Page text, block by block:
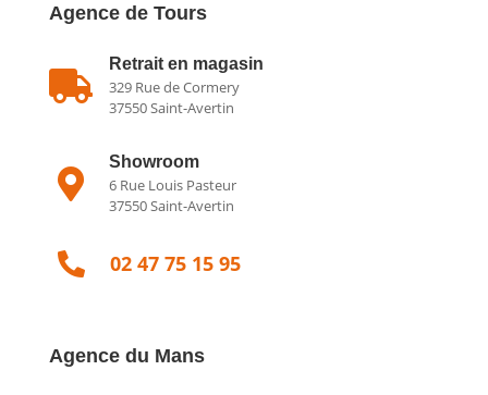
Agence de Tours

Retrait en magasin
329 Rue de Cormery
37550 Saint-Avertin

Showroom
6 Rue Louis Pasteur
37550 Saint-Avertin
 02 47 75 15 95
Agence du Mans